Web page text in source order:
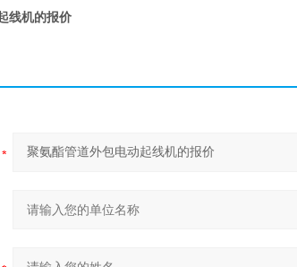
线机的报价